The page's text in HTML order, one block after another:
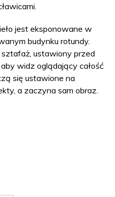
jest eksponowane w
budynku rotundy.
sztafaż, ustawiony przed
widz oglądający całość
się ustawione na
a zaczyna sam obraz.